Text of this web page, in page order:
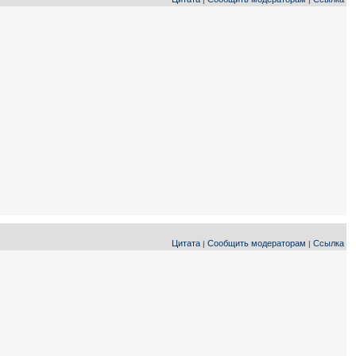
Цитата | Сообщить модераторам | Ссылка